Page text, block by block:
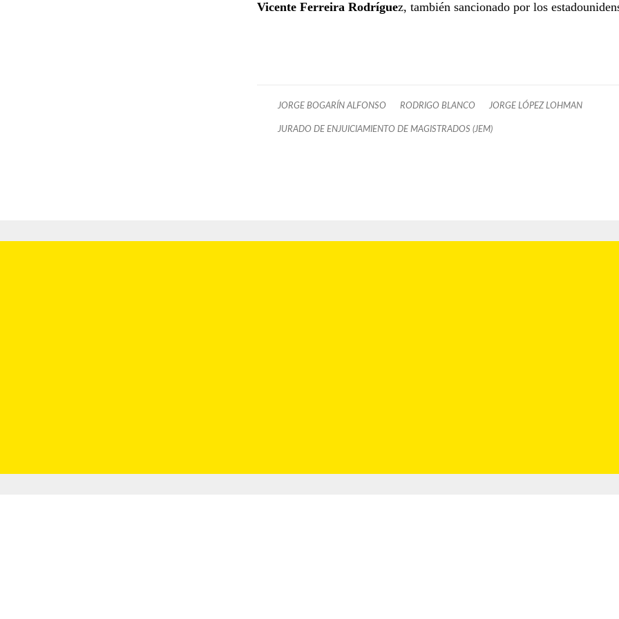
Vicente Ferreira Rodríguez, también sancionado por los
JORGE BOGARÍN ALFONSO RODRIGO BLANCO JORGE LÓPEZ LOHMAN
JURADO DE ENJUICIAMIENTO DE MAGISTRADOS (JEM)